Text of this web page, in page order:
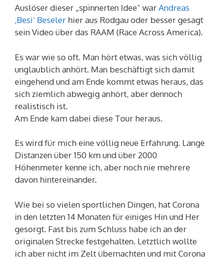
Auslöser dieser „spinnerten Idee“ warAndreas
‚Besi‘ Beseler hier aus Rodgau oder besser gesagt
sein Video über das RAAM (Race Across America).
Es war wie so oft. Man hört etwas, was sich völlig
unglaublich anhört. Man beschäftigt sich damit
eingehend und am Ende kommt etwas heraus, das
sich ziemlich abwegig anhört, aber dennoch
realistisch ist.
Am Ende kam dabei diese Tour heraus.
Es wird für mich eine völlig neue Erfahrung. Lange
Distanzen über 150 km und über 2000
Höhenmeter kenne ich, aber noch nie mehrere
davon hintereinander.
Wie bei so vielen sportlichen Dingen, hat Corona
in den letzten 14 Monaten für einiges Hin und Her
gesorgt. Fast bis zum Schluss habe ich an der
originalen Strecke festgehalten. Letztlich wollte
ich aber nicht im Zelt übernachten und mit Corona